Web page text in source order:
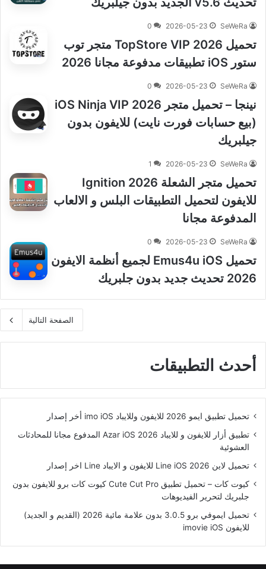
SeWeRa
2026-05-23
0
تحميل TopStore VIP 2026 متجر توب
ستور iOS تطبيقات مدفوعة مجانا 2026
SeWeRa
2026-05-23
0
نينجا – تحميل متجر iOS Ninja VIP 2026
(بيع حسابات فورت نايت) للايفون بدون
جيلبريك
SeWeRa
2026-05-23
1
تحميل متجر الشعلة Ignition 2026
للايفون لتحميل التطبيقات البلس و الالعاب
المدفوعة مجانا
SeWeRa
2026-05-23
0
تحميل Emus4u iOS لجميع أنظمة الايفون
2026 تحديث جديد بدون جلبريك
الصفحة التالية
أحدث التطبيقات
تحميل تطبيق ايمو 2026 للايفون وللايباد imo iOS أخر إصدار
تطبيق أزار للايفون و للايباد Azar iOS 2026 المدفوع مجانا للمحادثات
العشوئية
تحميل لاين Line iOS 2026 للايفون و الايباد Line اخر إصدار
كيوت كات – تحميل تطبيق Cute Cut Pro كيوت كات برو للايفون بدون
جلبريك لتحرير الفيديوهات
تحميل ايموفي برو 3.0.5 بدون علامة مائية 2026 (القديم و الجديد)
للايفون imovie iOS